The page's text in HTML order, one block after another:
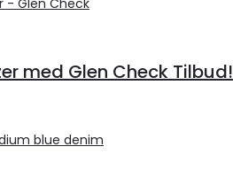
med Glen Check Tilbud!